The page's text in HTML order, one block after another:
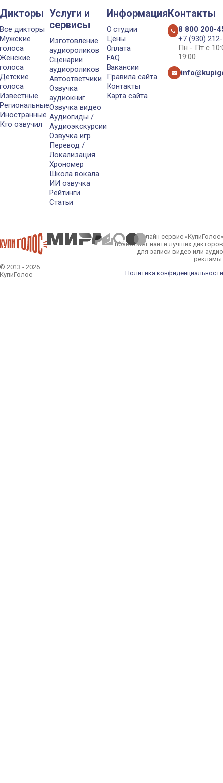
Дикторы
Все дикторы
Мужские
голоса
Женские
голоса
Детские
голоса
Известные
Региональные
Иностранные
Кто озвучил
Услуги и
сервисы
Изготовление
аудиороликов
Сценарии
аудиороликов
Автоответчики
Озвучка
аудиокниг
Озвучка видео
Аудиогиды /
Аудиоэкскурсии
Озвучка игр
Перевод /
Локализация
Хрономер
Школа вокала
ИИ озвучка
Рейтинги
Статьи
Информация
О студии
Цены
Оплата
FAQ
Вакансии
Правила сайта
Контакты
Карта сайта
Контакты
8 800 200-
+7 (930)
Пн - Пт с
19:00
© 2013 - 2026
КупиГолос
Онлайн сервис «КупиГолос»
позволяет найти лучших дикторов
для записи видео или аудио
рекламы.
Политика конфиденциальности